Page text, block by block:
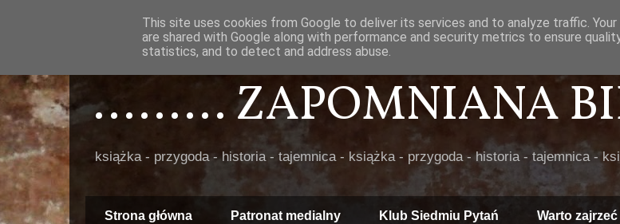
......... ZAPOMNIANA
książka - przygoda - historia - tajemnica - książka - przygoda - historia - tajemnica -
Strona główna Patronat medialny Klub Siedmiu Pytań Warto zajrzeć
This site uses cookies from Google to deliver its services and to analyze traffic.
are shared with Google along with performance and security metrics to ensure
statistics, and to detect and address abuse.